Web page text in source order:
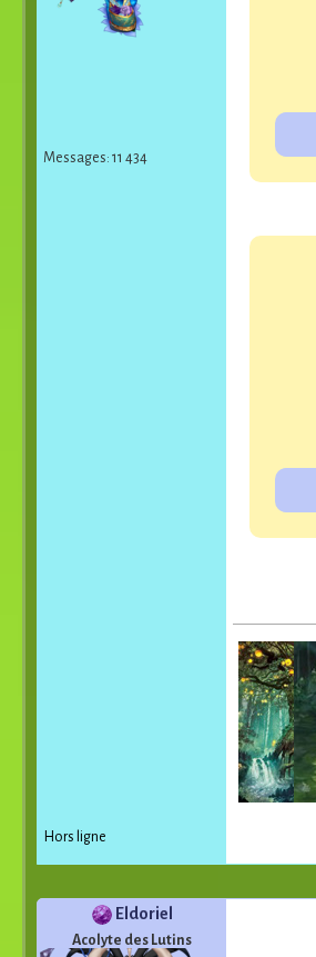
Messages: 11 434
Hors ligne
Eldoriel
Acolyte des Lutins